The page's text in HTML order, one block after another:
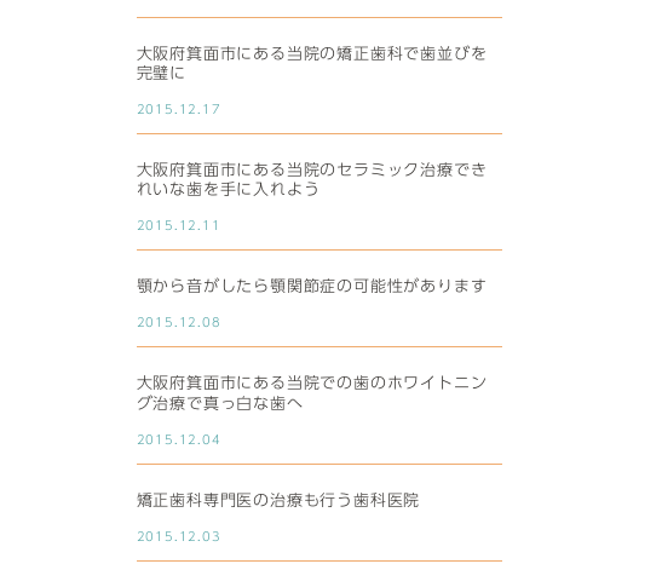
大阪府箕面市にある当院の矯正歯科で歯並びを
完璧に
2015.12.17
大阪府箕面市にある当院のセラミック治療でき
れいな歯を手に入れよう
2015.12.11
顎から音がしたら顎関節症の可能性があります
2015.12.08
大阪府箕面市にある当院での歯のホワイトニン
グ治療で真っ白な歯へ
2015.12.04
矯正歯科専門医の治療も行う歯科医院
2015.12.03